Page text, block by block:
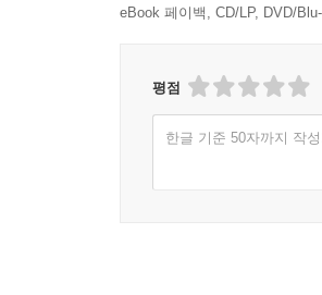
eBook 페이백, CD/LP, DVD/
평점
한글 기준 50자까지 작